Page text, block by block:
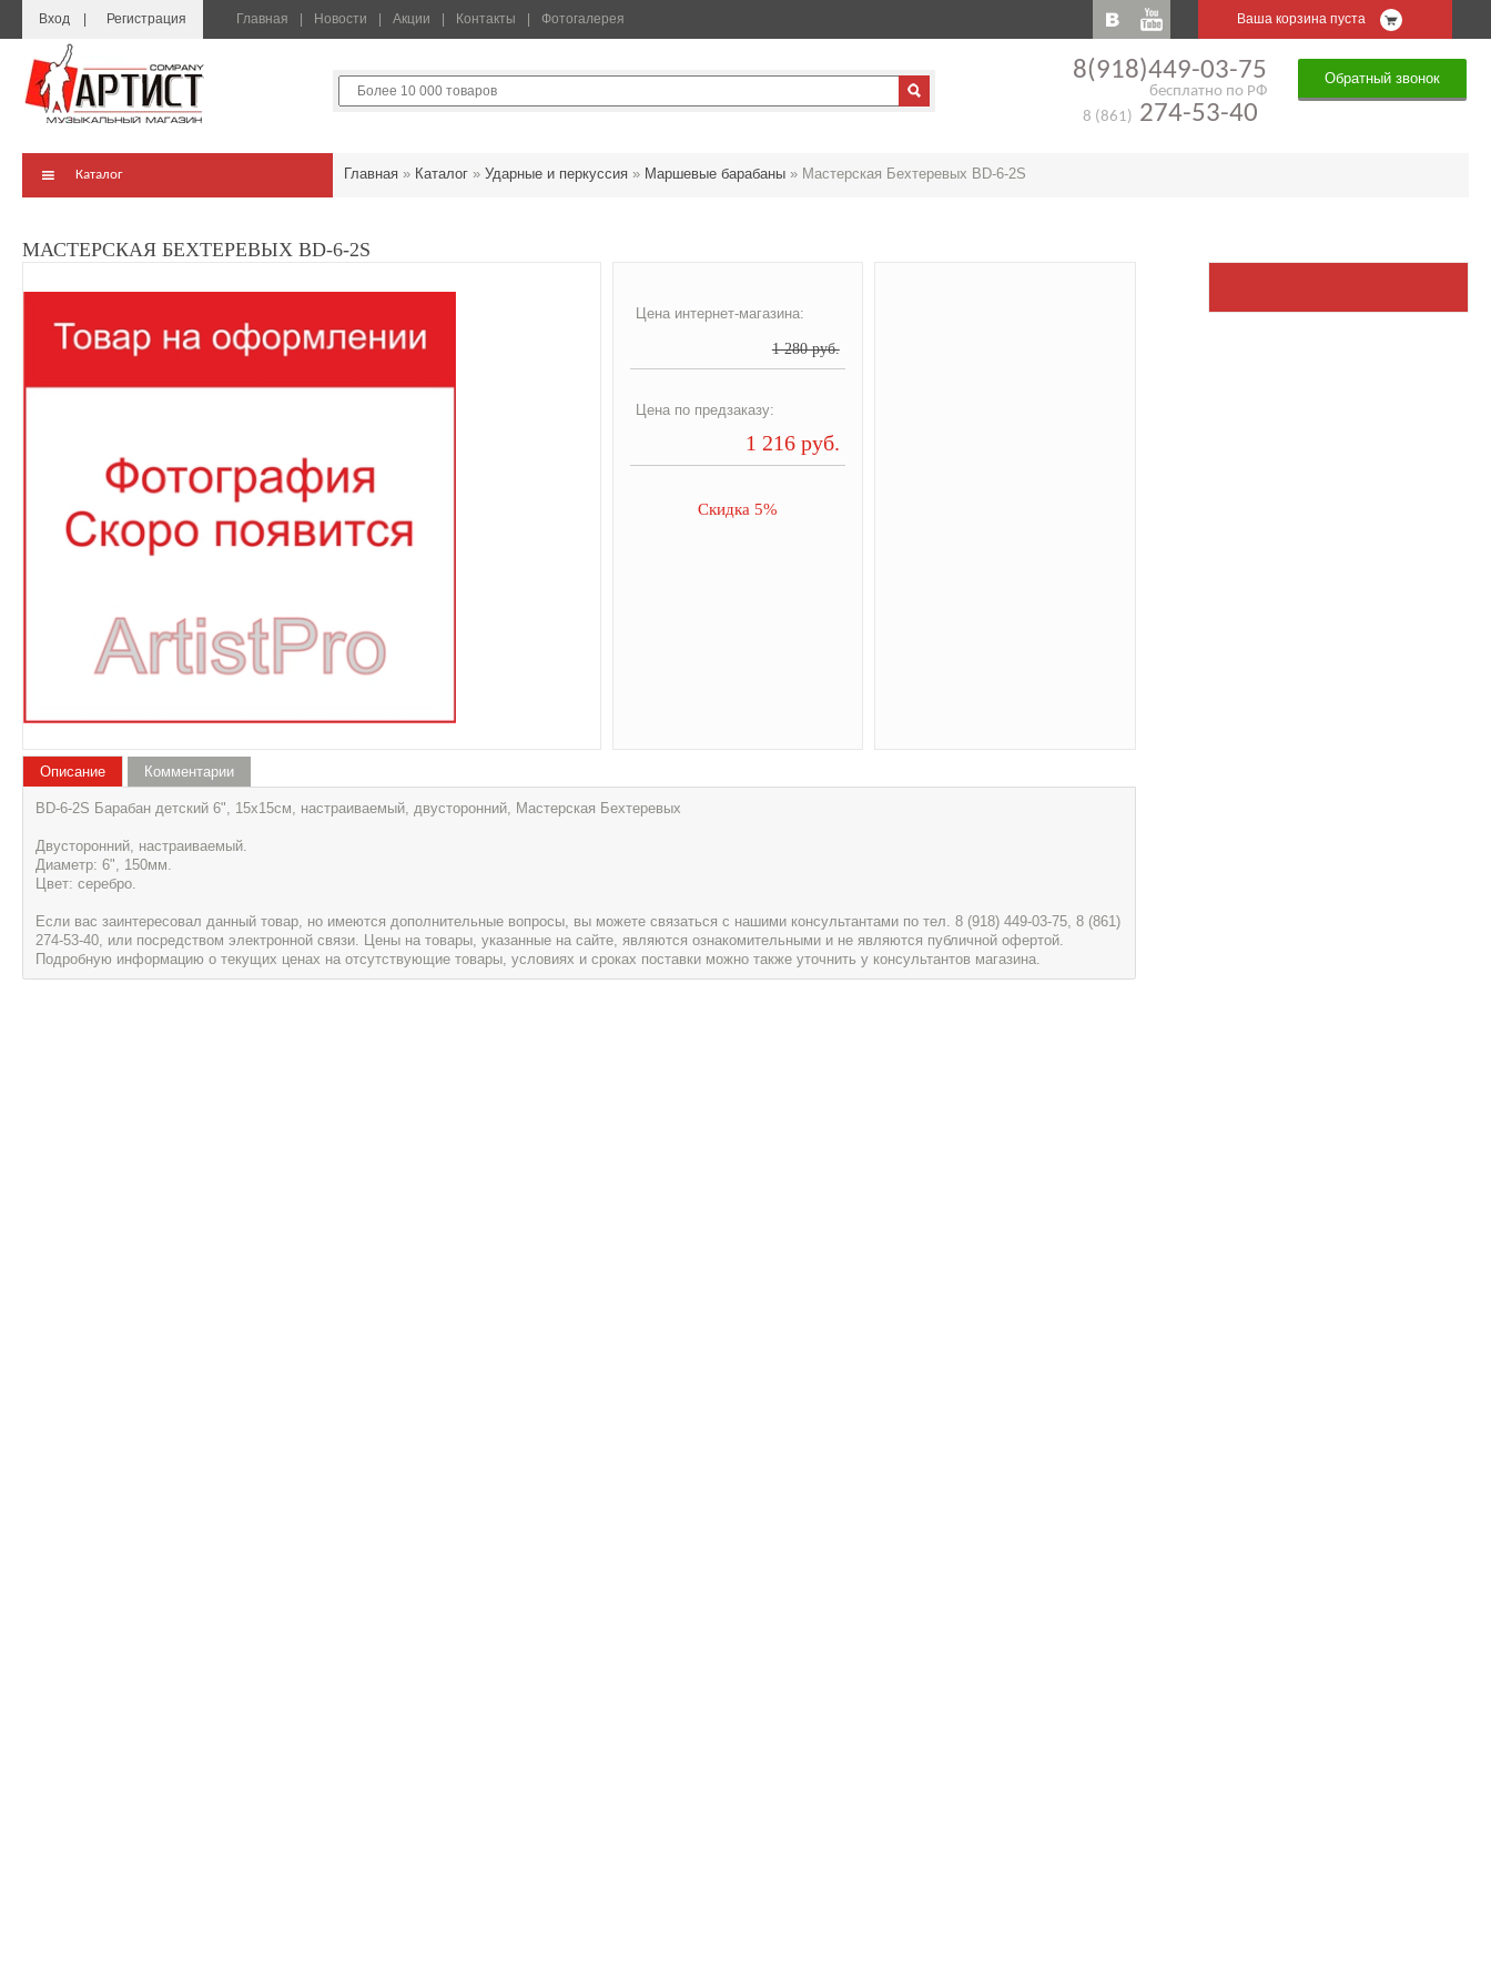
Вход Регистрация Главная Новости Акции Контакты Фотогалерея Ваша корзина пуста
8(918)449-03-75
бесплатно по РФ
8 (861) 274-53-40
Обратный звонок
Каталог Главная » Каталог » Ударные и перкуссия » Маршевые барабаны » Мастерская Бехтеревых BD-6-2S
МАСТЕРСКАЯ БЕХТЕРЕВЫХ BD-6-2S
Цена интернет-магазина:
1 280 руб.
Цена по предзаказу:
1 216 руб.
Скидка 5%
Описание
BD-6-2S Барабан детский 6", 15х15см, настраиваемый, двусторонний, Мастерская Бехтеревых
Двусторонний, настраиваемый.
Диаметр: 6", 150мм.
Цвет: серебро.
Если вас заинтересовал данный товар, но имеются дополнительные вопросы, вы можете связаться с нашими консультантами по тел. 8 (918) 449-03-75, 8 (861)
274-53-40, или посредством электронной связи. Цены на товары, указанные на сайте, являются ознакомительными и не являются публичной офертой.
Подробную информацию о текущих ценах на отсутствующие товары, условиях и сроках поставки можно также уточнить у консультантов магазина.
Комментарии